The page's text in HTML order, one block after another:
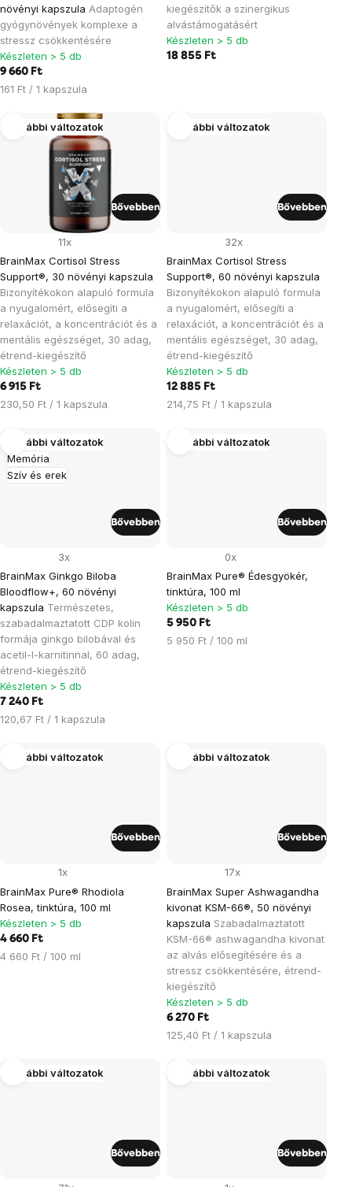
növényi kapszula Adaptogén
gyógynövények komplexe a
stressz csökkentésére
Készleten > 5 db
9 660 Ft
Egységár:
161 Ft / 1 kapszula
kiegészítők a szinergikus
alvástámogatásért
Készleten > 5 db
18 855 Ft
További változatok
BrainMax Cortisol Stress
Support®, 30 növényi kapszula
Bizonyítékokon alapuló formula
a nyugalomért, elősegíti a
relaxációt, a koncentrációt és a
mentális egészséget, 30 adag,
étrend-kiegészítő
11x
Készleten > 5 db
6 915 Ft
Egységár:
230,50 Ft / 1 kapszula
Bővebben
További változatok
BrainMax Cortisol Stress
Support®, 60 növényi kapszula
Bizonyítékokon alapuló formula
a nyugalomért, elősegíti a
relaxációt, a koncentrációt és a
mentális egészséget, 30 adag,
étrend-kiegészítő
32x
Készleten > 5 db
12 885 Ft
Egységár:
214,75 Ft / 1 kapszula
Bővebben
Memória
Szív és erek
További változatok
BrainMax Ginkgo Biloba
Bloodflow+, 60 növényi
kapszula Természetes,
szabadalmaztatott CDP kolin
formája ginkgo bilobával és
acetil-l-karnitinnal, 60 adag,
étrend-kiegészítő
3x
Készleten > 5 db
7 240 Ft
Egységár:
120,67 Ft / 1 kapszula
Bővebben
További változatok
BrainMax Pure® Édesgyökér,
tinktúra, 100 ml
0x
Készleten > 5 db
5 950 Ft
Egységár:
5 950 Ft / 100 ml
Bővebben
További változatok
BrainMax Pure® Rhodiola
Rosea, tinktúra, 100 ml
1x
Készleten > 5 db
4 660 Ft
Egységár:
4 660 Ft / 100 ml
Bővebben
További változatok
BrainMax Super Ashwagandha
kivonat KSM-66®, 50 növényi
kapszula Szabadalmaztatott
KSM-66® ashwagandha kivonat
az alvás elősegítésére és a
stressz csökkentésére, étrend-
kiegészítő
17x
Készleten > 5 db
6 270 Ft
Egységár:
125,40 Ft / 1 kapszula
Bővebben
További változatok
Bővebben
További változatok
Bővebben